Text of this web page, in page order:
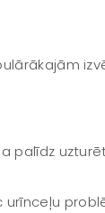
palīdz